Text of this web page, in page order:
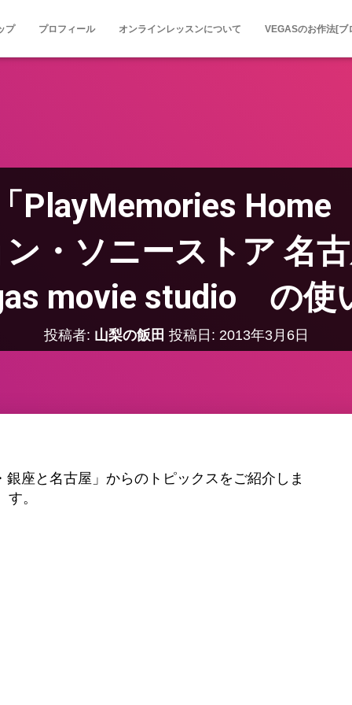
プ プロフィール オンラインレッスンについて VEGASのお作法[ブ
Home
ン・ソニースト
movie studio の使
投稿者: 山梨の飯田 投稿日: 2013年3月6日
銀座と名古屋」からのトピックスをご紹介しま
す。